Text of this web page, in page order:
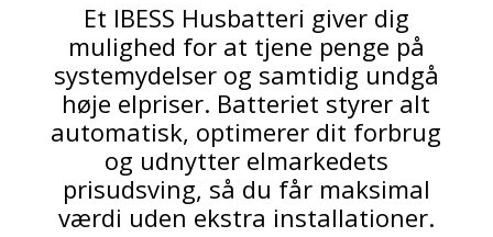
Et IBESS Husbatteri giver dig
mulighed for at tjene penge på
systemydelser og samtidig undgå
høje elpriser. Batteriet styrer alt
automatisk, optimerer dit forbrug
og udnytter elmarkedets
prisudsving, så du får maksimal
værdi uden ekstra installationer.